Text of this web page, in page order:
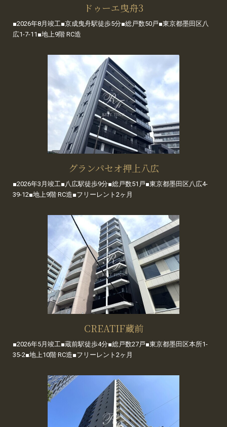
ドゥーエ曳舟3
■2026年8月竣工■京成曳舟駅徒歩5分■総戸数50戸■東京都墨田区八
広1-7-11■地上9階 RC造
グランパセオ押上八広
■2026年3月竣工■八広駅徒歩9分■総戸数51戸■東京都墨田区八広4-
39-12■地上9階 RC造■フリーレント2ヶ月
CREATIF蔵前
■2026年5月竣工■蔵前駅徒歩4分■総戸数27戸■東京都墨田区本所1-
35-2■地上10階 RC造■フリーレント2ヶ月